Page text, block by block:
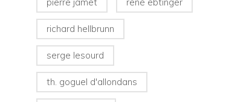
richard hellbrunn
serge lesourd
th. goguel d'allondans